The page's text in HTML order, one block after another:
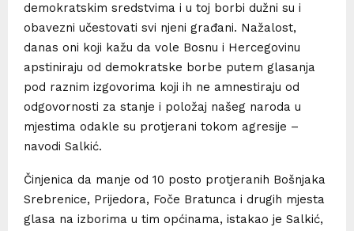
demokratskim sredstvima i u toj borbi dužni su i
obavezni učestovati svi njeni građani. Nažalost,
danas oni koji kažu da vole Bosnu i Hercegovinu
apstiniraju od demokratske borbe putem glasanja
pod raznim izgovorima koji ih ne amnestiraju od
odgovornosti za stanje i položaj našeg naroda u
mjestima odakle su protjerani tokom agresije –
navodi Salkić.
Činjenica da manje od 10 posto protjeranih Bošnjaka
Srebrenice, Prijedora, Foče Bratunca i drugih mjesta
glasa na izborima u tim općinama, istakao je Salkić,